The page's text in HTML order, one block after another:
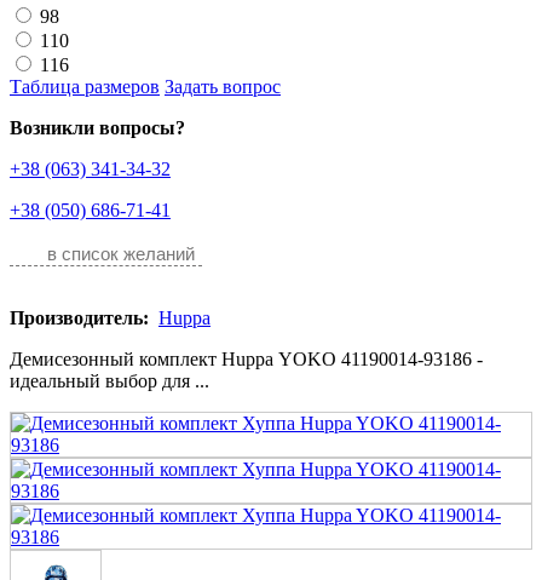
98
110
116
Таблица размеров Задать вопрос
Возникли вопросы?
+38 (063) 341-34-32
+38 (050) 686-71-41
в список желаний
Производитель: Huppa
Демисезонный комплект Huppa YOKO 41190014-93186 -
идеальный выбор для ...